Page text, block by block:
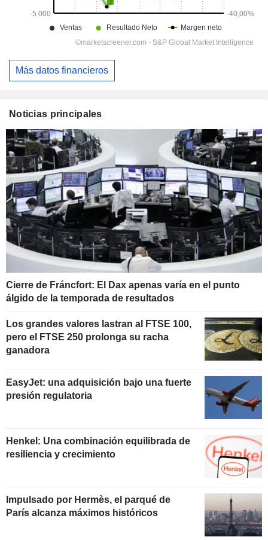
Más datos financieros
Noticias principales
Cierre de Fráncfort: El Dax apenas varía en el punto
álgido de la temporada de resultados
Los grandes valores lastran al FTSE 100,
pero el FTSE 250 prolonga su racha
ganadora
EasyJet: una adquisición bajo una fuerte
presión regulatoria
Henkel: Una combinación equilibrada de
resiliencia y crecimiento
Impulsado por Hermès, el parqué de
París alcanza máximos históricos